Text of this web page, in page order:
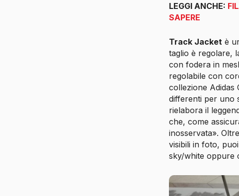
LEGGI ANCHE:
SAPERE
Track Jacket è
taglio è regolare,
con fodera in
regolabile con
collezione Adidas
differenti per uno
rielabora il
che, come
inosservata».
visibili in foto,
sky/white oppure